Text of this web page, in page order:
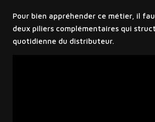
Pour bien appréhender ce métier, il
deux piliers complémentaires qui
quotidienne du distributeur.